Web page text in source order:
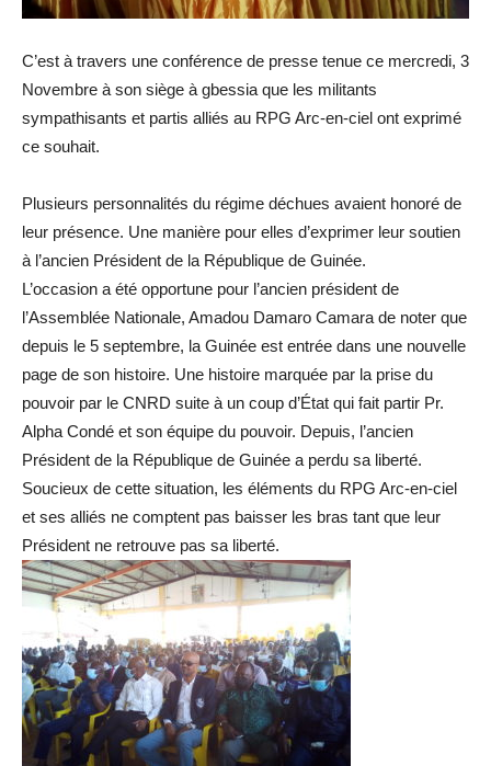
C’est à travers une conférence de presse tenue ce mercredi, 3
Novembre à son siège à gbessia que les militants
sympathisants et partis alliés au RPG Arc-en-ciel ont exprimé
ce souhait.
Plusieurs personnalités du régime déchues avaient honoré de
leur présence. Une manière pour elles d’exprimer leur soutien
à l’ancien Président de la République de Guinée.
L’occasion a été opportune pour l’ancien président de
l’Assemblée Nationale, Amadou Damaro Camara de noter que
depuis le 5 septembre, la Guinée est entrée dans une nouvelle
page de son histoire. Une histoire marquée par la prise du
pouvoir par le CNRD suite à un coup d’État qui fait partir Pr.
Alpha Condé et son équipe du pouvoir. Depuis, l’ancien
Président de la République de Guinée a perdu sa liberté.
Soucieux de cette situation, les éléments du RPG Arc-en-ciel
et ses alliés ne comptent pas baisser les bras tant que leur
Président ne retrouve pas sa liberté.